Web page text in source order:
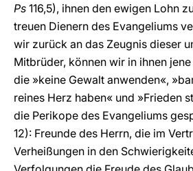
Ps 116,5), ihnen den ewigen Lohn
treuen Dienern des Evangeliums
wir zurück an das Zeugnis dieser
Mitbrüder, können wir in ihnen
die »keine Gewalt anwenden«,
reines Herz haben« und »Frieden
die Perikope des Evangeliums
12): Freunde des Herrn, die im
Verheißungen in den